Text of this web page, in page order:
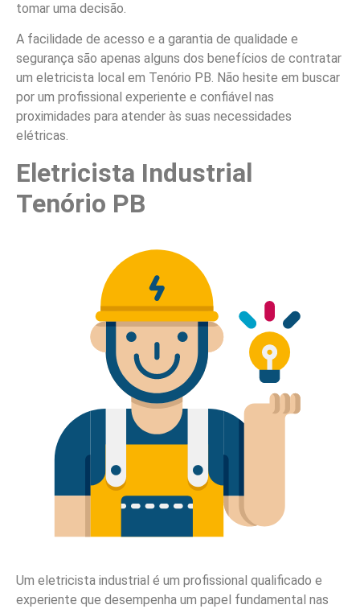
tomar uma decisão.
A facilidade de acesso e a garantia de qualidade e
segurança são apenas alguns dos benefícios de contratar
um eletricista local em Tenório PB. Não hesite em buscar
por um profissional experiente e confiável nas
proximidades para atender às suas necessidades
elétricas.
Eletricista Industrial
Tenório PB
Um eletricista industrial é um profissional qualificado e
experiente que desempenha um papel fundamental nas